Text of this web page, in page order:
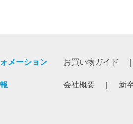
メーション お買い物ガイド
会社概要 新